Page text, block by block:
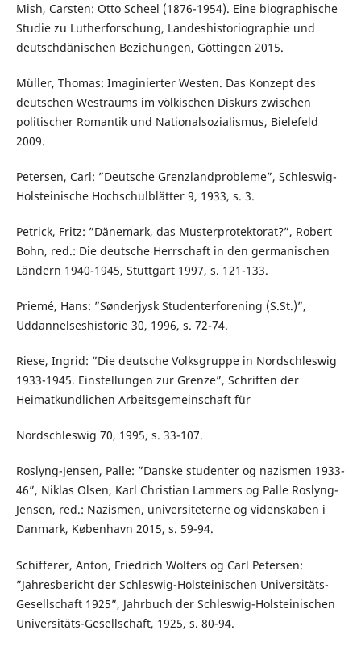
Mish, Carsten: Otto Scheel (1876-1954). Eine biographische
Studie zu Lutherforschung, Landeshistoriographie und
deutschdänischen Beziehungen, Göttingen 2015.
Müller, Thomas: Imaginierter Westen. Das Konzept des
deutschen Westraums im völkischen Diskurs zwischen
politischer Romantik und Nationalsozialismus, Bielefeld
2009.
Petersen, Carl: ”Deutsche Grenzlandprobleme”, Schleswig-
Holsteinische Hochschulblätter 9, 1933, s. 3.
Petrick, Fritz: ”Dänemark, das Musterprotektorat?”, Robert
Bohn, red.: Die deutsche Herrschaft in den germanischen
Ländern 1940-1945, Stuttgart 1997, s. 121-133.
Priemé, Hans: ”Sønderjysk Studenterforening (S.St.)”,
Uddannelseshistorie 30, 1996, s. 72-74.
Riese, Ingrid: ”Die deutsche Volksgruppe in Nordschleswig
1933-1945. Einstellungen zur Grenze”, Schriften der
Heimatkundlichen Arbeitsgemeinschaft für
Nordschleswig 70, 1995, s. 33-107.
Roslyng-Jensen, Palle: ”Danske studenter og nazismen 1933-
46”, Niklas Olsen, Karl Christian Lammers og Palle Roslyng-
Jensen, red.: Nazismen, universiteterne og videnskaben i
Danmark, København 2015, s. 59-94.
Schifferer, Anton, Friedrich Wolters og Carl Petersen:
”Jahresbericht der Schleswig-Holsteinischen Universitäts-
Gesellschaft 1925”, Jahrbuch der Schleswig-Holsteinischen
Universitäts-Gesellschaft, 1925, s. 80-94.